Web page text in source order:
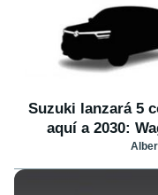
Suzuki lanzará 5
aquí a 2030: